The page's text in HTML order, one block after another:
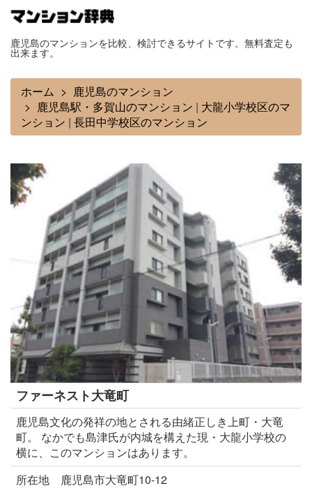
鹿児島のマンションを比較、検討できるサイトです。無料査定も
出来ます。
ホーム
鹿児島のマンション
鹿児島駅・多賀山のマンション | 大龍小学校区のマ
ンション | 長田中学校区のマンション
ファーネスト大竜町
鹿児島文化の発祥の地とされる由緒正しき上町・大竜
町。 なかでも島津氏が内城を構えた現・大龍小学校の
横に、このマンションはあります。
所在地 鹿児島市大竜町10-12